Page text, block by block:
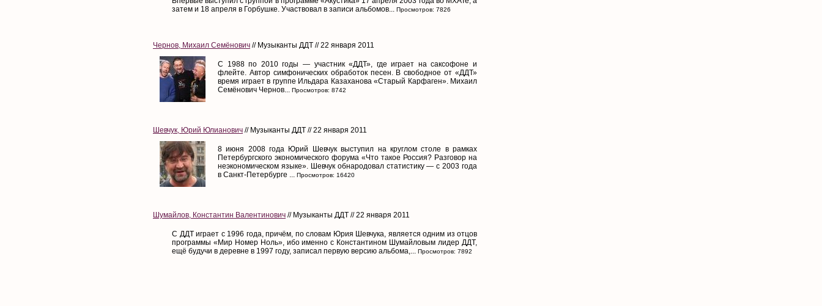
затем и 18 апреля в Горбушке. Участвовал в записи альбомов... Просмотров: 7826
Чернов, Михаил Семёнович // Музыканты ДДТ // 22 января 2011
С 1988 по 2010 годы — участник «ДДТ», где играет на саксофоне и
флейте. Автор симфонических обработок песен. В свободное от «ДДТ»
время играет в группе Ильдара Казаханова «Старый Карфаген». Михаил
Семёнович Чернов... Просмотров: 8742
Шевчук, Юрий Юлианович // Музыканты ДДТ // 22 января 2011
8 июня 2008 года Юрий Шевчук выступил на круглом столе в рамках
Петербургского экономического форума «Что такое Россия? Разговор на
неэкономическом языке». Шевчук обнародовал статистику — с 2003 года
в Санкт-Петербурге ... Просмотров: 16420
Шумайлов, Константин Валентинович // Музыканты ДДТ // 22 января 2011
С ДДТ играет с 1996 года, причём, по словам Юрия Шевчука, является одним из отцов
программы «Мир Номер Ноль», ибо именно с Константином Шумайловым лидер ДДТ,
ещё будучи в деревне в 1997 году, записал первую версию альбома,... Просмотров: 7892